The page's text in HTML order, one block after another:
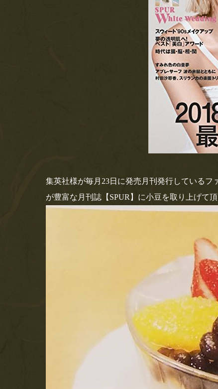
集英社様が毎月23日に発売月刊発行している
が豊富な月刊誌【SPUR】に小豆を取り上げて